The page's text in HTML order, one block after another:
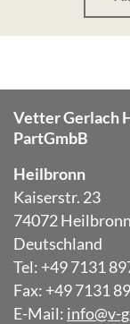
Vetter Gerlach
PartGmbB
Heilbronn
Kaiserstr. 23
74072 Heilbronn
Deutschland
Tel: +49 7131
Fax: +49 7131
E-Mail: info@v-